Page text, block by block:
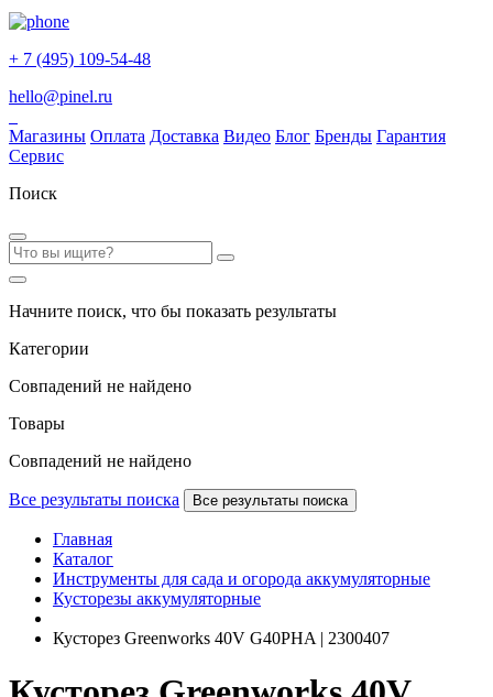
+ 7 (495) 109-54-48
hello@pinel.ru
Магазины Оплата Доставка Видео Блог Бренды Гарантия
Сервис
Поиск
Начните поиск, что бы показать результаты
Категории
Совпадений не найдено
Товары
Совпадений не найдено
Все результаты поиска Все результаты поиска
Главная
Каталог
Инструменты для сада и огорода аккумуляторные
Кусторезы аккумуляторные
Кусторез Greenworks 40V G40PHA | 2300407